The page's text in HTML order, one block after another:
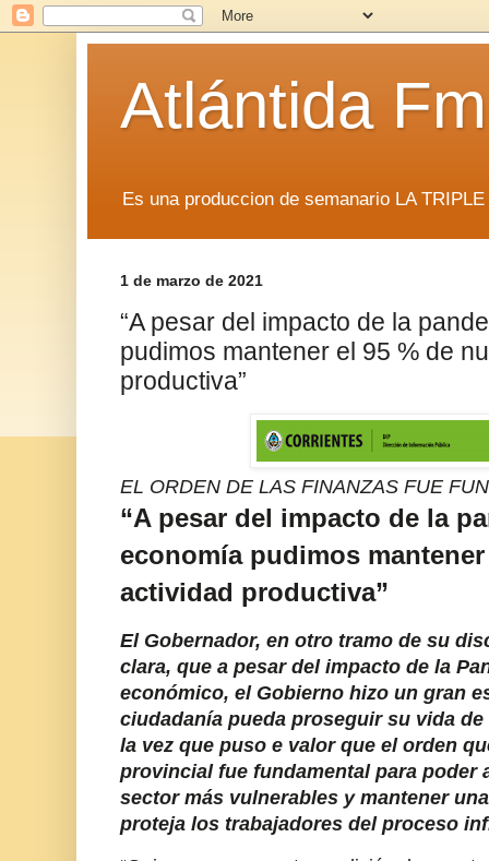
Atlántida
Es una produccion de semanario LA
1 de marzo de 2021
“A pesar del impacto de la
pudimos mantener el 95 % de
productiva”
EL ORDEN DE LAS FINANZAS FUE
“A pesar del impacto de la
economía pudimos
actividad productiva”
El Gobernador, en otro tramo de su
clara, que a pesar del impacto de la
económico, el Gobierno hizo un gran
ciudadanía pueda proseguir su vida
la vez que puso e valor que el orden
provincial fue fundamental para poder
sector más vulnerables y mantener
proteja los trabajadores del proceso